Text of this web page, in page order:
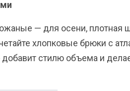
— для осени, плотная
хлопковые брюки с
стилю объема и